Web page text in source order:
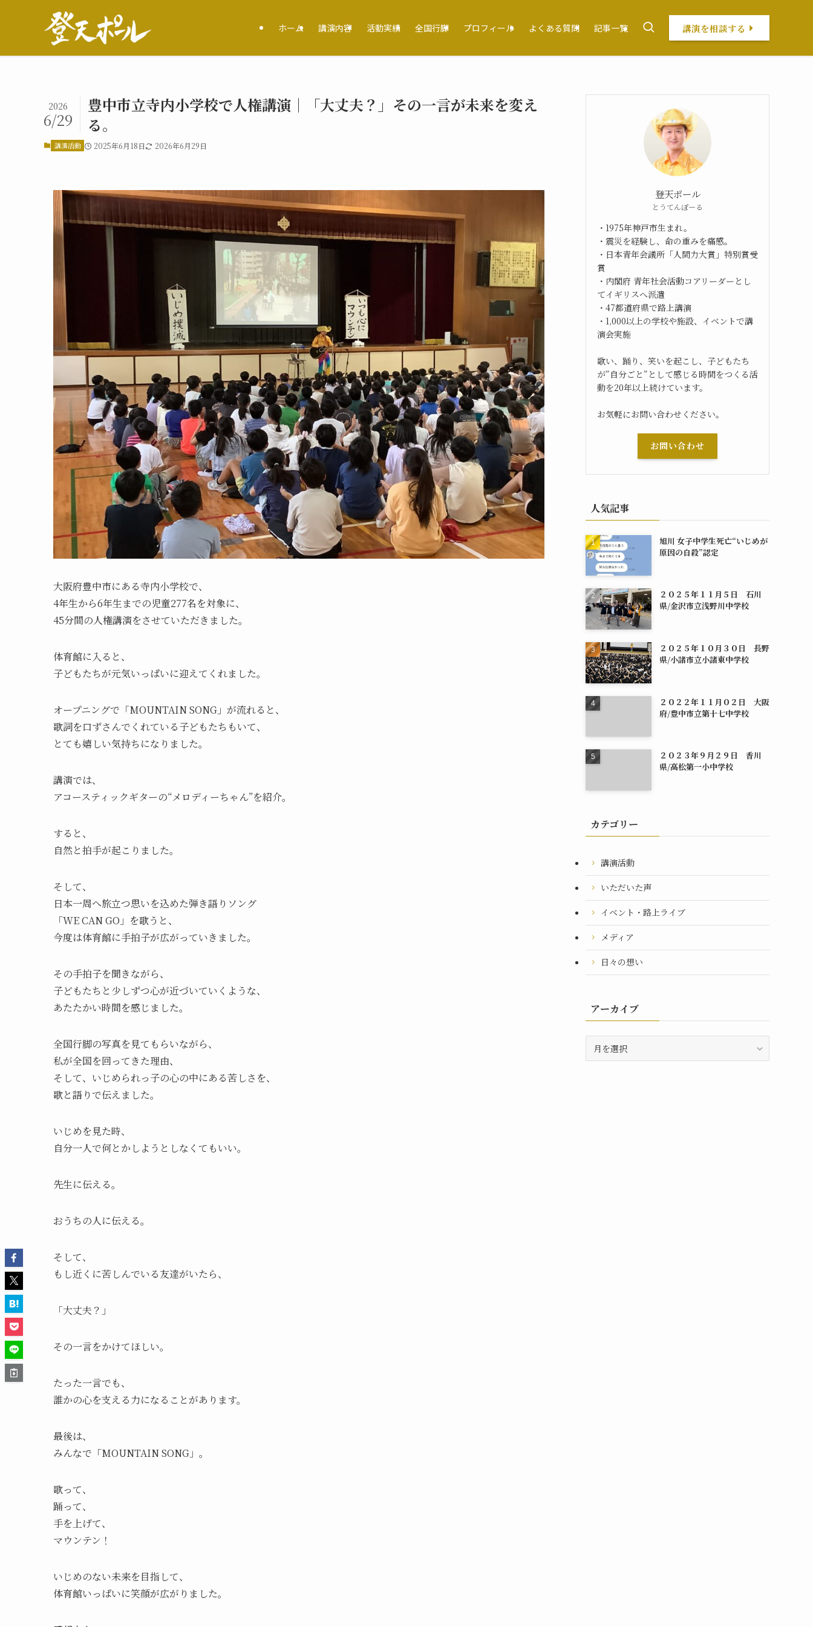
ホーム 講演内容 活動実績 全国行脚 プロフィール よくある質問 記事一覧 講演を相談する
豊中市立寺内小学校で人権講演｜「大丈夫？」その一言が未来を変え
る。
2026
6/29
講演活動 2025年6月18日 2026年6月29日
大阪府豊中市にある寺内小学校で、
4年生から6年生までの児童277名を対象に、
45分間の人権講演をさせていただきました。
体育館に入ると、
子どもたちが元気いっぱいに迎えてくれました。
オープニングで「MOUNTAIN SONG」が流れると、
歌詞を口ずさんでくれている子どもたちもいて、
とても嬉しい気持ちになりました。
講演では、
アコースティックギターの“メロディーちゃん”を紹介。
すると、
自然と拍手が起こりました。
そして、
日本一周へ旅立つ思いを込めた弾き語りソング
「WE CAN GO」を歌うと、
今度は体育館に手拍子が広がっていきました。
その手拍子を聞きながら、
子どもたちと少しずつ心が近づいていくような、
あたたかい時間を感じました。
全国行脚の写真を見てもらいながら、
私が全国を回ってきた理由、
そして、いじめられっ子の心の中にある苦しさを、
歌と語りで伝えました。
いじめを見た時、
自分一人で何とかしようとしなくてもいい。
先生に伝える。
おうちの人に伝える。
そして、
もし近くに苦しんでいる友達がいたら、
「大丈夫？」
その一言をかけてほしい。
たった一言でも、
誰かの心を支える力になることがあります。
最後は、
みんなで「MOUNTAIN SONG」。
歌って、
踊って、
手を上げて、
マウンテン！
いじめのない未来を目指して、
体育館いっぱいに笑顔が広がりました。
登天ポール
とうてんぽーる
・1975年神戸市生まれ。
・震災を経験し、命の重みを痛感。
・日本青年会議所「人間力大賞」特別賞受
賞
・内閣府 青年社会活動コアリーダーとし
てイギリスへ派遣
・47都道府県で路上講演
・1,000以上の学校や施設、イベントで講
演会実施
歌い、踊り、笑いを起こし、子どもたち
が”自分ごと”として感じる時間をつくる活
動を20年以上続けています。
お気軽にお問い合わせください。
お問い合わせ
人気記事
旭川 女子中学生死亡“いじめが
原因の自殺”認定
２０２５年１１月５日 石川
県/金沢市立浅野川中学校
２０２５年１０月３０日 長野
県/小諸市立小諸東中学校
２０２２年１１月０２日 大阪
府/豊中市立第十七中学校
２０２３年９月２９日 香川
県/高松第一小中学校
カテゴリー
講演活動
いただいた声
イベント・路上ライブ
メディア
日々の想い
アーカイブ